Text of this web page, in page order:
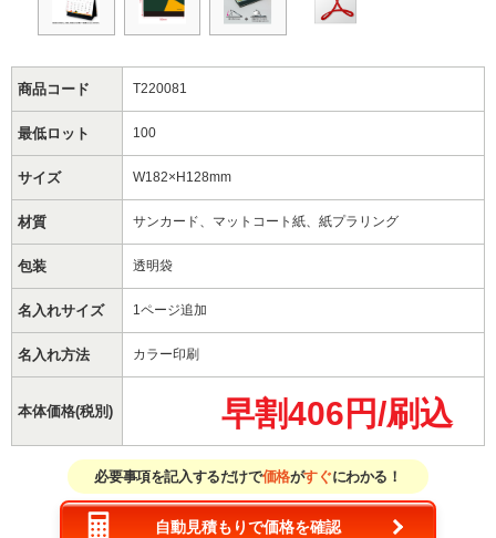
商品コード T220081
最低ロット 100
サイズ W182×H128mm
材質 サンカード、マットコート紙、紙プラリング
包装 透明袋
名入れサイズ 1ページ追加
名入れ方法 カラー印刷
本体価格(税別) 早割406円/刷込
必要事項を記入するだけで価格がすぐにわかる！
自動見積もりで価格を確認